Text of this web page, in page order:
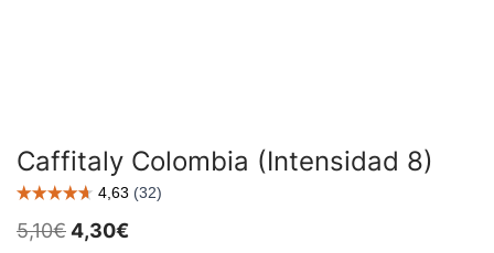
Caffitaly Colombia (Intensidad 8)
5,10€ El
precio
4,30€El